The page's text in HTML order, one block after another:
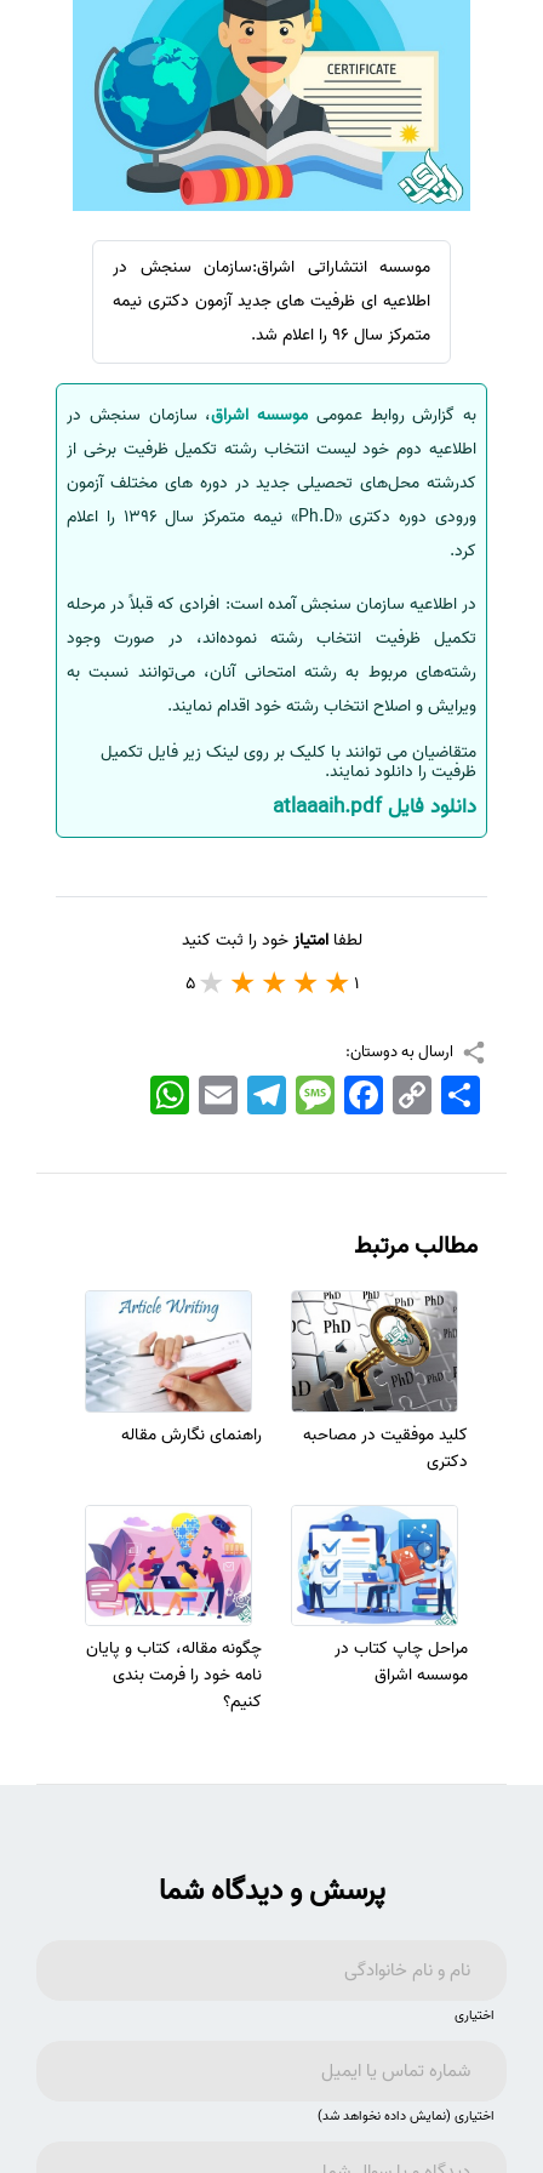
ترجمه عربی به فارسی
مشاهده همه زبان ها
سفارش ویرایش
سفارش پارافریز
سفارش فرمت‌بندی
سفارش کاهش کمیت
سفارش معرفی مجله
سفارش معرفی کتاب
سفارش چکیده مبسوط
سفارش ترجمه مولتی‌مدیا
سفارش گویندگی
سفارش تولید محتوا
سفارش ترجمه همزمان
سفارش چکیده گرافیکی
سفارش تهیه کاورلتر
موسسه انتشاراتی اشراق:سازمان سنجش در
اطلاعیه ای ظرفیت های جدید آزمون‌ دکتری نیمه
متمرکز سال 96 را اعلام شد.
به گزارش روابط عمومی موسسه اشراق، سازمان سنجش در
اطلاعیه دوم خود لیست انتخاب رشته تکمیل ظرفیت برخی از
کدرشته‌ محل‌های تحصیلی جدید در دوره های مختلف آزمون‌
ورودی‌ دوره دکتری «Ph.D» نیمه متمرکز سال‌ 1396 را اعلام
کرد.
در اطلاعیه سازمان سنجش آمده است: افرادی که قبلاً در مرحله
تکمیل ظرفیت انتخاب رشته نموده‌اند، در صورت وجود
رشته‌های مربوط به رشته امتحانی آنان، می‌توانند نسبت به
ویرایش و اصلاح انتخاب رشته خود اقدام نمایند.
متقاضیان می توانند با کلیک بر روی لینک زیر فایل تکمیل
ظرفیت را دانلود نمایند.
دانلود فایل atlaaaih.pdf
لطفاامتیازخود را ثبت کنید
1
5
ارسال به دوستان:
WhatsApp EmailTelegramMessageFacebook Copy
Link
اشتراک
مطالب مرتبط
کلید موفقیت در مصاحبه
دکتری
راهنمای نگارش مقاله
مراحل چاپ کتاب در
موسسه اشراق
چگونه مقاله، کتاب و پایان
نامه خود را فرمت بندی
کنیم؟
پرسش و دیدگاه شما
اختیاری
اختیاری (نمایش داده نخواهد شد)